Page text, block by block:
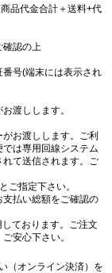
品代金合計＋送料+代
確認の上
号(端末には表示され
渡しします。
お渡しします。ご利
は専用回線システム
て送信されます。ご
ご指定下さい。
払い総額をご確認の
ております。ご注文
安心下さい。
（オンライン決済）を